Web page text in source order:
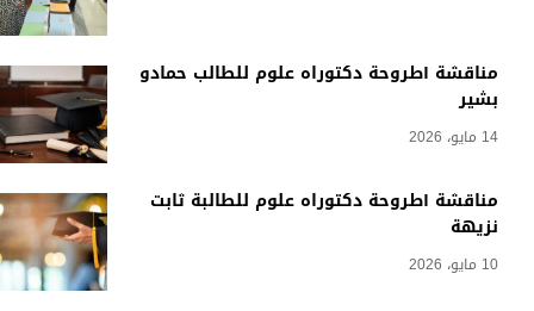
مناقشة أطروحة دكتوراه علوم للطالب حمادو
بشير
14 مايو، 2026
مناقشة أطروحة دكتوراه علوم للطالبة ثابت
نزيهة
10 مايو، 2026